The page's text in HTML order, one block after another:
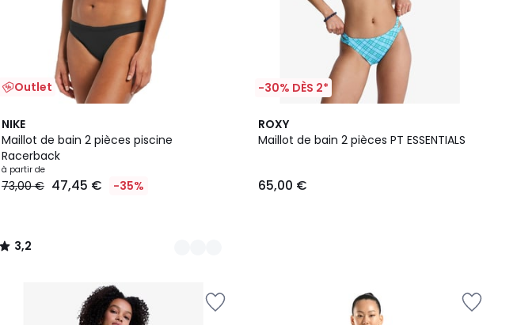
Outlet
NIKE
Maillot de bain 2 pièces piscine
Racerback
à partir de
73,00 € 47,45 € -35%
3,2
/ 5
2
Couleurs
3,2
/
-30% DÈS 2*
ROXY
Maillot de bain 2 pièces PT ESSENTIALS
65,00 €